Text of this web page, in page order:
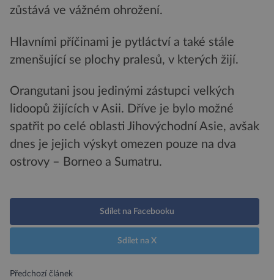
zůstává ve vážném ohrožení.
Hlavními příčinami je pytláctví a také stále
zmenšující se plochy pralesů, v kterých žijí.
Orangutani jsou jedinými zástupci velkých
lidoopů žijících v Asii. Dříve je bylo možné
spatřit po celé oblasti Jihovýchodní Asie, avšak
dnes je jejich výskyt omezen pouze na dva
ostrovy – Borneo a Sumatru.
Sdílet na Facebooku
Sdílet na X
Předchozí článek